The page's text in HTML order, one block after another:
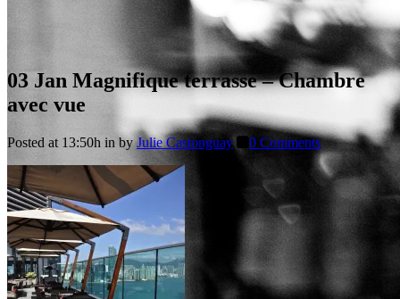
03 Jan Magnifique terrasse – Chambre
avec vue
Posted at 13:50h in byJulie Castonguay 0 Comments